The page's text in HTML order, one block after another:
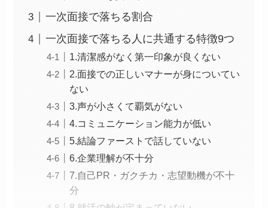
一次面接で落ちる割合
一次面接で落ちる人に共通する特徴9つ
1.清潔感がなく第一印象が良くない
2.面接での正しいマナーが身についてい
ない
3.声が小さくて覇気がない
4.コミュニケーション能力が低い
5.結論ファーストで話していない
6.企業理解が不十分
7.自己PR・ガクチカ・志望動機が不十
分